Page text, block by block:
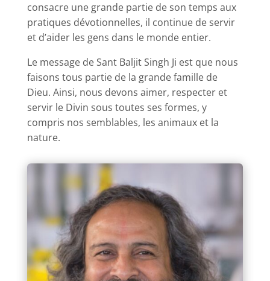
consacre une grande partie de son temps aux
pratiques dévotionnelles, il continue de servir
et d’aider les gens dans le monde entier.
Le message de Sant Baljit Singh Ji est que nous
faisons tous partie de la grande famille de
Dieu. Ainsi, nous devons aimer, respecter et
servir le Divin sous toutes ses formes, y
compris nos semblables, les animaux et la
nature.